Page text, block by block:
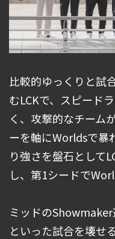
比較的ゆっくりと試
むLCKで、スピード
く、攻撃的なチーム
ーを軸にWorldsで暴
り強さを盤石として
し、第1シードで
ミッドの
といった試合を壊せ